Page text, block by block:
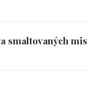
smaltovaných